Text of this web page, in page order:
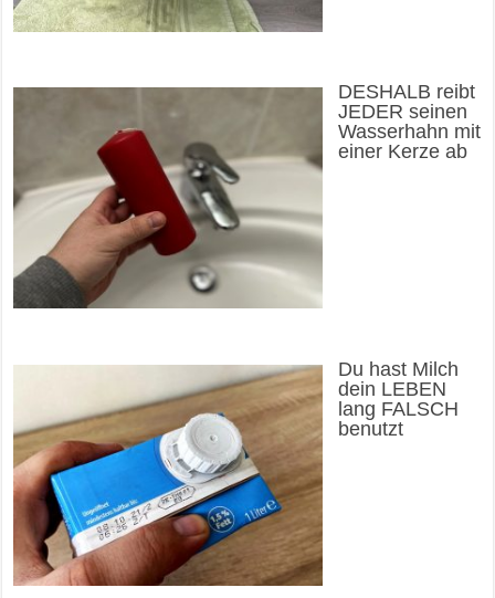
DESHALB reibt
JEDER seinen
Wasserhahn mit
einer Kerze ab
Du hast Milch
dein LEBEN
lang FALSCH
benutzt